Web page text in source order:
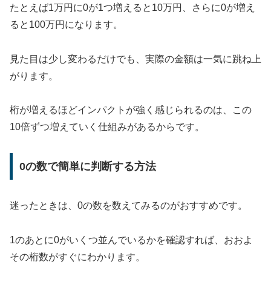
たとえば1万円に0が1つ増えると10万円、さらに0が増え
ると100万円になります。
見た目は少し変わるだけでも、実際の金額は一気に跳ね上
がります。
桁が増えるほどインパクトが強く感じられるのは、この
10倍ずつ増えていく仕組みがあるからです。
0の数で簡単に判断する方法
迷ったときは、0の数を数えてみるのがおすすめです。
1のあとに0がいくつ並んでいるかを確認すれば、おおよ
その桁数がすぐにわかります。